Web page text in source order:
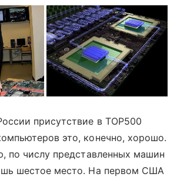
присутствие в ТОР500
это, конечно, хорошо.
по числу представленных машин
шестое место. На первом США